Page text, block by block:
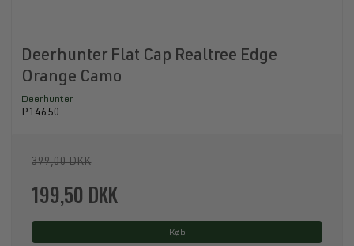
Deerhunter Flat Cap Realtree Edge
Orange Camo
Deerhunter
P14650
399,00 DKK
199,50 DKK
Køb